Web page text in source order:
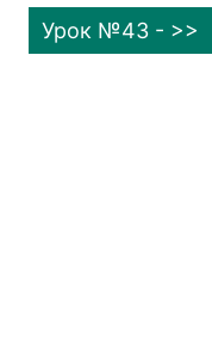
Урок №43 - >>